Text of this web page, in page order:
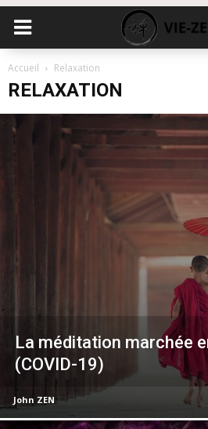
Accueil Relaxation
RELAXATION
La méditation marchée
(COVID-19)
John ZEN